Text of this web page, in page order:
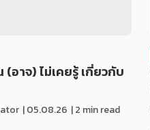
อาจ) ไม่เคยรู้ เกี่ยวกับ
|05.08.26 | 2 min read